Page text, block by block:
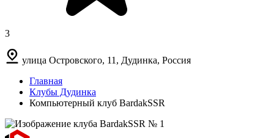
3
улица Островского, 11, Дудинка, Россия
Главная
Клубы Дудинка
Компьютерный клуб BardakSSR